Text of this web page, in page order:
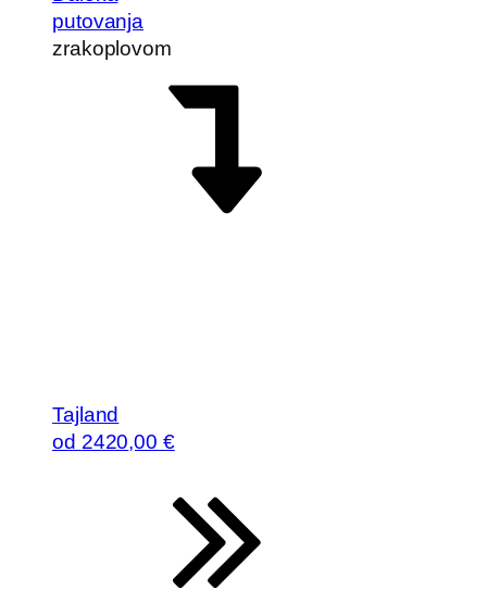
putovanja
zrakoplovom
Tajland
od 2420,00 €